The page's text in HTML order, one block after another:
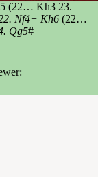
(22… Kh3 23.
Nf4+ Kh6 (22…
Qg5#